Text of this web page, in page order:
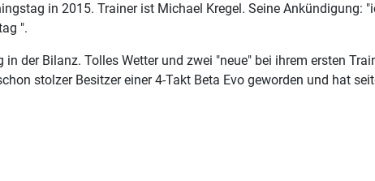
in 2015. Trainer ist Michael Kregel. Seine
".
der Bilanz. Tolles Wetter und zwei "neue" bei ihrem ersten
stolzer Besitzer einer 4-Takt Beta Evo geworden und hat